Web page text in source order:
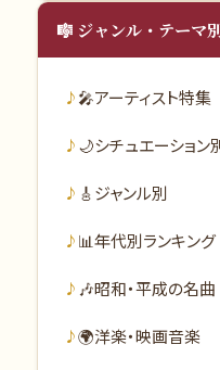
🎼 ジャンル・テーマ
🎤アーティスト特集
🌙シチュエーション
🎸ジャンル別
📊年代別ランキング
🎶昭和・平成の名曲
🌍洋楽・映画音楽